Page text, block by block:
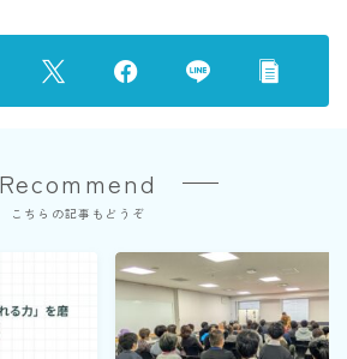
Recommend
こちらの記事もどうぞ